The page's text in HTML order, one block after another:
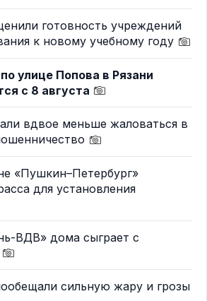
готовность учреждений
к новому учебному году
улице Попова в Рязани
с 8 августа
вдвое меньше жаловаться в
«Пушкин–Петербург»
для установления
ВДВ» дома сыграет с
сильную жару и грозы